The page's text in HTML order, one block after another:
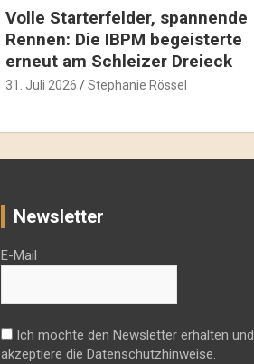
Volle Starterfelder, spannende
Rennen: Die IBPM begeisterte
erneut am Schleizer Dreieck
31. Juli 2026 Stephanie Rössel
Newsletter
E-Mail
Ich möchte den Newsletter erhalten und
akzeptiere die Datenschutzhinweise.